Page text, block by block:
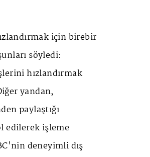
için birebir
söyledi:
hızlandırmak
yandan,
paylaştığı
edilerek işleme
deneyimli dış